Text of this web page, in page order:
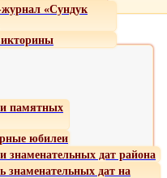
«Сундук
памятных
юбилеи
знаменательных дат района
знаменательных дат на